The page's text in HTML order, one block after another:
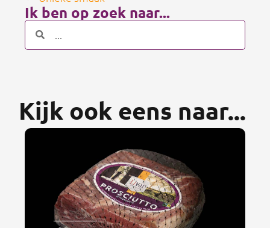
Ik ben op zoek naar...
Kijk ook eens naar...